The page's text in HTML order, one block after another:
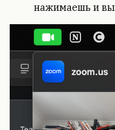
нажимаешь и